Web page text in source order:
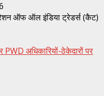
ऑफ ऑल इंडिया ट्रेडर्स (कैट)
PWD अधिकारियों-ठेकेदारों पर